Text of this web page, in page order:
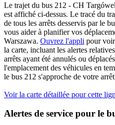
Le trajet du bus 212 - CH
est affiché ci-dessus. Le tracé du
de tous les arrêts desservis par le
vous aider à planifier vos
Warszawa. Ouvrez l'appli pour
la carte, incluant les alertes
arrêts ayant été annulés ou
l'emplacement des véhicules en
le bus 212 s'approche de votre
Voir la carte détaillée pour cette
Alertes de service pour le